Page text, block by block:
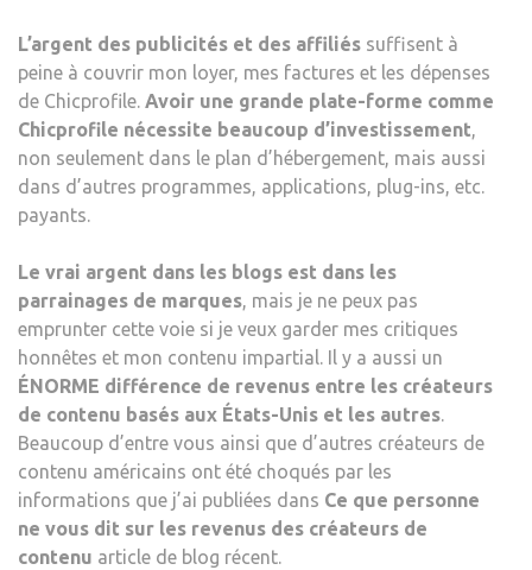
L’argent des publicités et des affiliés suffisent à
peine à couvrir mon loyer, mes factures et les dépenses
de Chicprofile. Avoir une grande plate-forme comme
Chicprofile nécessite beaucoup d’investissement,
non seulement dans le plan d’hébergement, mais aussi
dans d’autres programmes, applications, plug-ins, etc.
payants.
Le vrai argent dans les blogs est dans les
parrainages de marques, mais je ne peux pas
emprunter cette voie si je veux garder mes critiques
honnêtes et mon contenu impartial. Il y a aussi un
ÉNORME différence de revenus entre les créateurs
de contenu basés aux États-Unis et les autres.
Beaucoup d’entre vous ainsi que d’autres créateurs de
contenu américains ont été choqués par les
informations que j’ai publiées dans Ce que personne
ne vous dit sur les revenus des créateurs de
contenu article de blog récent.